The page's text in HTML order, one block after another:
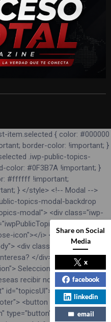
Share on Social
Media
x
facebook
linkedin
email
item.selected { color: #000000
border-color: !important; }
.iwp-public-topics-
color: #0F3B7A !important; }
#ffffff !important;
} </style> <!-- Modal -->
topics-modal-backdrop
modal"> <div class="iwp-
icon"></i> </div> <div
<div class="iwp-public-
</div> <div class="iwp-
Selecciona los <b>temas
recibir noticias: </div> <ul
ul> </div> <div
<button id="sendTopics"
GUARDAR